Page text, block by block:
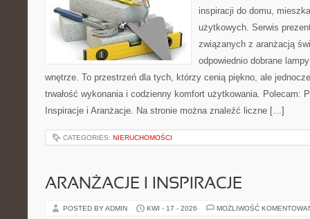
inspiracji do domu,
użytkowych. Serwis
związanych z aranżacją
odpowiednio dobrane
wnętrze. To przestrzeń dla tych, którzy cenią piękno, ale
trwałość wykonania i codzienny komfort użytkowania. Polecam:
Inspiracje i Aranżacje. Na stronie można znaleźć liczne […]
CATEGORIES: NIERUCHOMOŚCI
ARANŻACJE I INSPIRACJE
POSTED BY ADMIN KWI - 17 - 2026 MOŻLIWOŚĆ